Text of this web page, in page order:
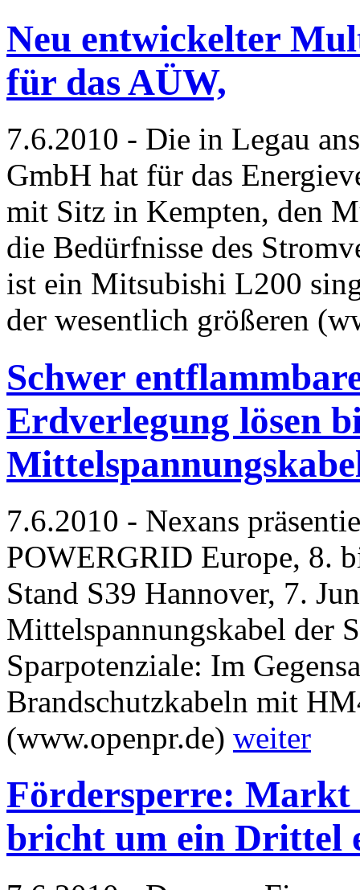
Neu entwickelter
für das AÜW,
7.6.2010 - Die in Legau
GmbH hat für das
mit Sitz in Kempten, den
die Bedürfnisse des
ist ein Mitsubishi L200
der wesentlich größeren
Schwer
Erdverlegung lösen
7.6.2010 - Nexans
POWERGRID Europe, 8.
Stand S39 Hannover, 7.
Mittelspannungskabel der
Sparpotenziale: Im
Brandschutzkabeln mit
(www.openpr.de) weiter
Fördersperre:
bricht um ein Drittel